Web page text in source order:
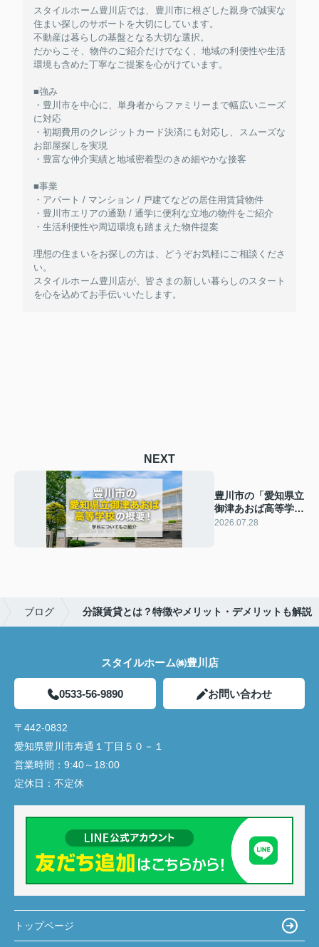
スタイルホーム豊川店では、豊川市に根ざした親身で誠実な
住まい探しのサポートを大切にしています。
不動産は暮らしの基盤となる大切な選択。
だからこそ、物件のご紹介だけでなく、地域の利便性や生活
環境も含めた丁寧なご提案を心がけています。
■強み
・豊川市を中心に、単身者からファミリーまで幅広いニーズ
に対応
・初期費用のクレジットカード決済にも対応し、スムーズな
お部屋探しを実現
・豊富な仲介実績と地域密着型のきめ細やかな接客
■事業
・アパート / マンション / 戸建てなどの居住用賃貸物件
・豊川市エリアの通勤 / 通学に便利な立地の物件をご紹介
・生活利便性や周辺環境も踏まえた物件提案
理想の住まいをお探しの方は、どうぞお気軽にご相談くださ
い。
スタイルホーム豊川店が、皆さまの新しい暮らしのスタート
を心を込めてお手伝いいたします。
NEXT
豊川市の「愛知県立
御津あおば高等学
校」の概要！学科に
2026.07.28
ブログ 分譲賃貸とは？特徴やメリット・デメリットも解説
スタイルホーム㈱豊川店
0533-56-9890 お問い合わせ
〒442-0832
愛知県豊川市寿通１丁目５０－１
営業時間： 9:40～18:00
定休日： 不定休
トップページ